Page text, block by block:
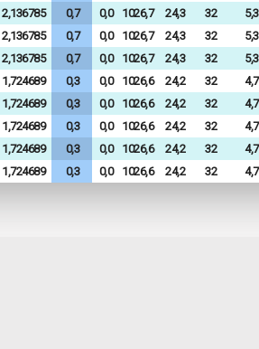
2,136785 0,7 0,0 1026,7 24,3 32
5,3
2,136785 0,7 0,0 1026,7 24,3 32
5,3
2,136785 0,7 0,0 1026,7 24,3 32
5,3
1,724689 0,3 0,0 1026,6 24,2 32
4,7
1,724689 0,3 0,0 1026,6 24,2 32
4,7
1,724689 0,3 0,0 1026,6 24,2 32
4,7
1,724689 0,3 0,0 1026,6 24,2 32
4,7
1,724689 0,3 0,0 1026,6 24,2 32 4,7